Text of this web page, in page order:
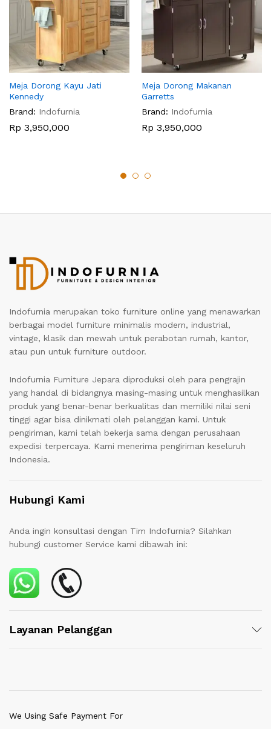
Meja Dorong Kayu Jati
Kennedy
Brand: Indofurnia
Rp 3,950,000
Meja Dorong Makanan
Garretts
Brand: Indofurnia
Rp 3,950,000
Indofurnia merupakan toko furniture online yang menawarkan
berbagai model furniture minimalis modern, industrial,
vintage, klasik dan mewah untuk perabotan rumah, kantor,
atau pun untuk furniture outdoor.
Indofurnia Furniture Jepara diproduksi oleh para pengrajin
yang handal di bidangnya masing-masing untuk menghasilkan
produk yang benar-benar berkualitas dan memiliki nilai seni
tinggi agar bisa dinikmati oleh pelanggan kami. Untuk
pengiriman, kami telah bekerja sama dengan perusahaan
expedisi terpercaya. Kami menerima pengiriman keseluruh
Indonesia.
Hubungi Kami
Anda ingin konsultasi dengan Tim Indofurnia? Silahkan
hubungi customer Service kami dibawah ini:
Layanan Pelanggan
We Using Safe Payment For